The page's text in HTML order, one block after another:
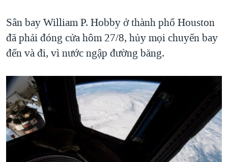
Sân bay William P. Hobby ở thành phố Houston
đã phải đóng cửa hôm 27/8, hủy mọi chuyến bay
đến và đi, vì nước ngập đường băng.